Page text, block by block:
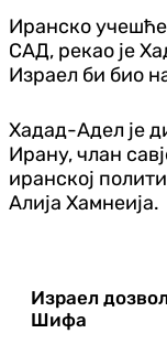
Иранско учешће
САД, рекао је
Израел би био
Хадад-Адел је
Ирану, члан
иранској
Алија Хамнеија.
Израел
Шифа